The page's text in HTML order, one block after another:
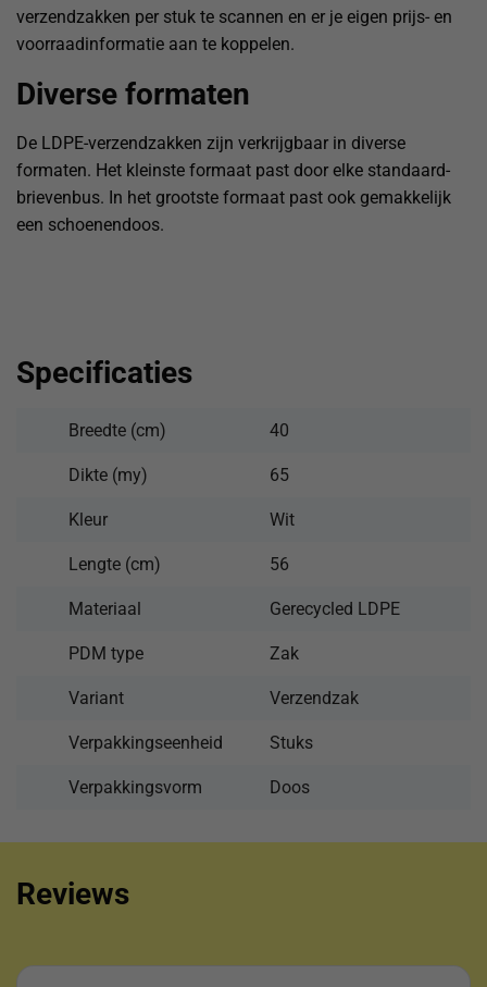
verzendzakken per stuk te scannen en er je eigen prijs- en
voorraadinformatie aan te koppelen.
Diverse formaten
De LDPE-verzendzakken zijn verkrijgbaar in diverse
formaten. Het kleinste formaat past door elke standaard-
brievenbus. In het grootste formaat past ook gemakkelijk
een schoenendoos.
Specificaties
Breedte (cm) 40
Dikte (my) 65
Kleur Wit
Lengte (cm) 56
Materiaal Gerecycled LDPE
PDM type Zak
Variant Verzendzak
Verpakkingseenheid Stuks
Verpakkingsvorm Doos
Reviews